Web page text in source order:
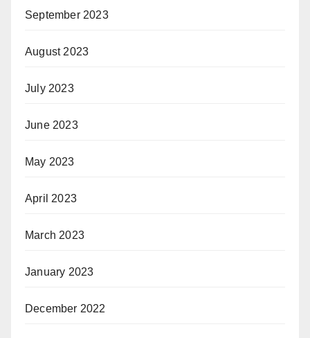
September 2023
August 2023
July 2023
June 2023
May 2023
April 2023
March 2023
January 2023
December 2022